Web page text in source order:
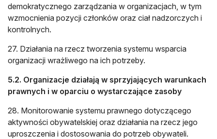
demokratycznego zarządzania w organizacjach, w tym
wzmocnienia pozycji członków oraz ciał nadzorczych i
kontrolnych.
27. Działania na rzecz tworzenia systemu wsparcia
organizacji wrażliwego na ich potrzeby.
5.2. Organizacje działają w sprzyjających warunkach
prawnych i w oparciu o wystarczające zasoby
28. Monitorowanie systemu prawnego dotyczącego
aktywności obywatelskiej oraz działania na rzecz jego
uproszczenia i dostosowania do potrzeb obywateli.